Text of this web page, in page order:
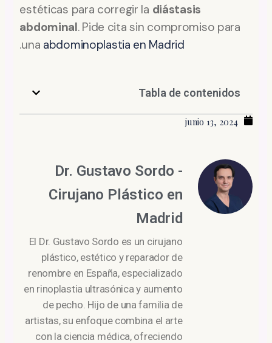
estéticas para corregir la diástasis
abdominal. Pide cita sin compromiso para
una abdominoplastia en Madrid
.
Tabla de contenidos
junio 13, 2024
Dr. Gustavo Sordo -
Cirujano Plástico en
Madrid
El Dr. Gustavo Sordo es un cirujano
plástico, estético y reparador de
renombre en España, especializado
en rinoplastia ultrasónica y aumento
de pecho. Hijo de una familia de
artistas, su enfoque combina el arte
con la ciencia médica, ofreciendo